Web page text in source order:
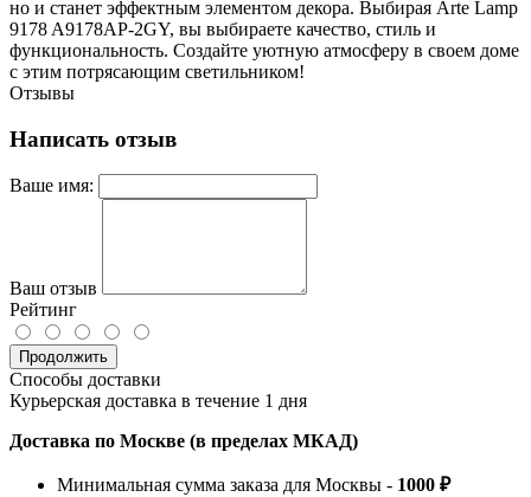
но и станет эффектным элементом декора. Выбирая Arte Lamp
9178 A9178AP-2GY, вы выбираете качество, стиль и
функциональность. Создайте уютную атмосферу в своем доме
с этим потрясающим светильником!
Отзывы
Написать отзыв
Ваше имя:
Ваш отзыв
Рейтинг
Продолжить
Способы доставки
Курьерская доставка в течение 1 дня
Доставка по Москве (в пределах МКАД)
Минимальная сумма заказа для Москвы - 1000 ₽